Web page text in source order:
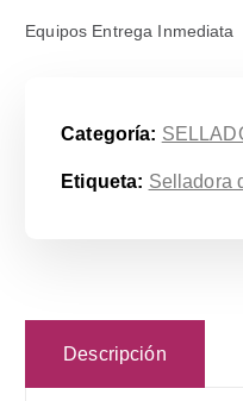
Equipos Entrega Inmediata
Categoría:
Etiqueta: Selladora
Descripción